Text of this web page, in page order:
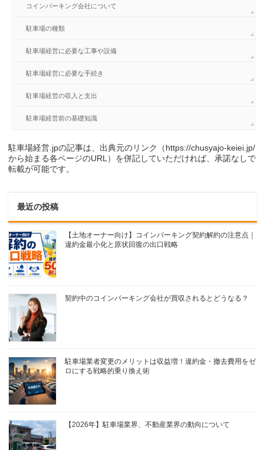
コインパーキング会社について
駐車場の種類
駐車場経営に必要な工事や設備
駐車場経営に必要な手続き
駐車場経営の収入と支出
駐車場経営前の基礎知識
駐車場経営.jpの記事は、出典元のリンク（https://chusyajo-keiei.jp/
から始まる各ページのURL）を併記していただければ、承諾なしで
転載が可能です。
最近の投稿
【土地オーナー向け】コインパーキング契約解約の注意点｜
違約金最小化と原状回復の出口戦略
契約中のコインパーキング会社が買収されるとどうなる？
駐車場業者変更のメリットは収益増！違約金・撤去費用をゼ
ロにする戦略的乗り換え術
【2026年】駐車場業界、不動産業界の動向について